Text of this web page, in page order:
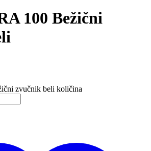
100 Bežični
zvučnik beli količina